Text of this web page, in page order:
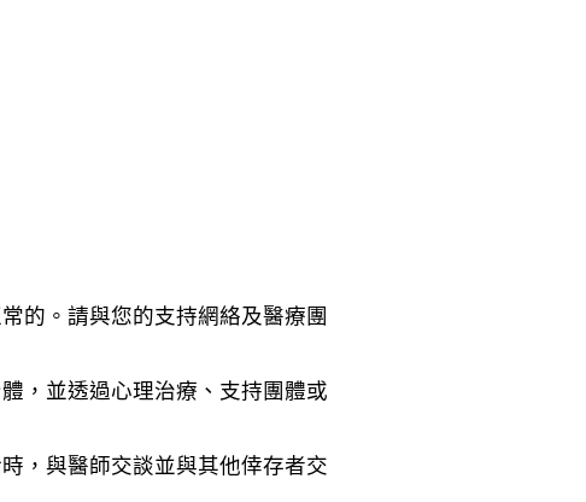
的。請與您的支持網絡及醫療團
，並透過心理治療、支持團體或
，與醫師交談並與其他倖存者交